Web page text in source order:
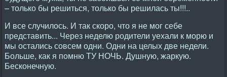
– только бы решиться, только бы решилась ты!!!..
И все случилось. И так скоро, что я не мог себе
представить... Через неделю родители уехали к морю и
мы остались совсем одни. Одни на целых две недели.
Больше, как я помню ТУ НОЧЬ. Душную, жаркую.
Бесконечную.